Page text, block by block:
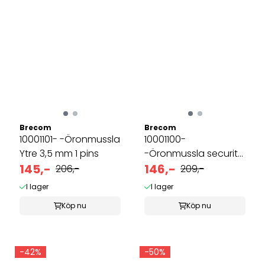
Brecom
10001101- -Öronmussla
Ytre 3,5 mm 1 pins
145,- 206,-
I lager
Köp nu
Brecom
10001100-
-Öronmussla security
3,5mm plugg-1 pins
146,- 209,-
I lager
Köp nu
-42% -50%